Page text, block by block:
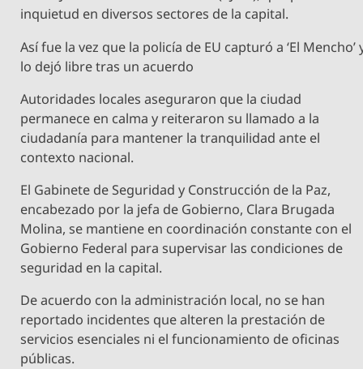
inquietud en diversos sectores de la capital.
Así fue la vez que la policía de EU capturó a ‘El Mencho’
lo dejó libre tras un acuerdo
Autoridades locales aseguraron que la ciudad
permanece en calma y reiteraron su llamado a la
ciudadanía para mantener la tranquilidad ante el
contexto nacional.
El Gabinete de Seguridad y Construcción de la Paz,
encabezado por la jefa de Gobierno, Clara Brugada
Molina, se mantiene en coordinación constante con el
Gobierno Federal para supervisar las condiciones de
seguridad en la capital.
De acuerdo con la administración local, no se han
reportado incidentes que alteren la prestación de
servicios esenciales ni el funcionamiento de oficinas
públicas.